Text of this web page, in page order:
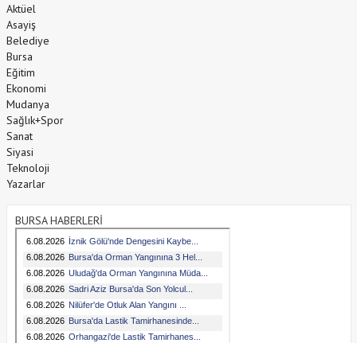
Aktüel
Asayiş
Belediye
Bursa
Eğitim
Ekonomi
Mudanya
Sağlık+Spor
Sanat
Siyasi
Teknoloji
Yazarlar
BURSA HABERLERİ